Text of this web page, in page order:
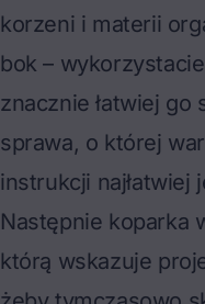
korzeni i materii
bok –
znacznie łatwiej
sprawa, o której
instrukcji najłatwiej
Następnie koparka
którą wskazuje